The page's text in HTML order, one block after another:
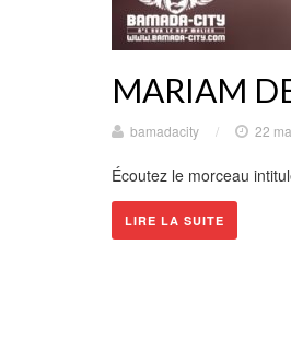
MARIAM
bamadacity / 22
Écoutez le morceau
LIRE LA SUITE